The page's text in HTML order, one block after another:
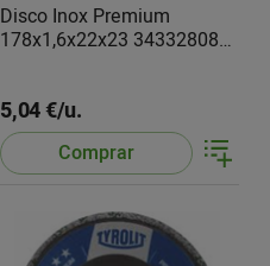
Disco Inox Premium
178x1,6x22x23 34332808
5,04 €/u.
Comprar